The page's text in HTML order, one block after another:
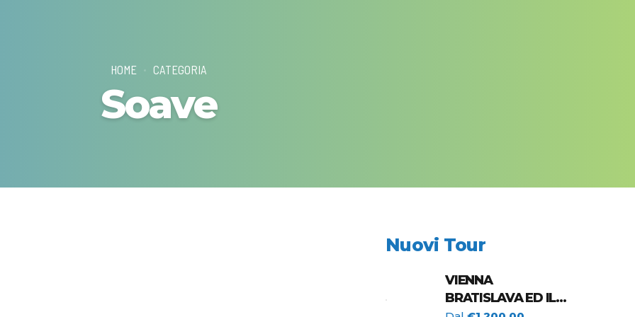
HOME CATEGORIA
Soave
Nuovi Tour
VIENNA
BRATISLAVA ED IL